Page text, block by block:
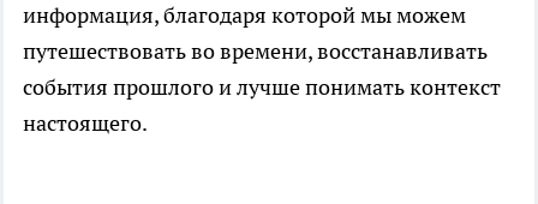
информация, благодаря которой мы можем
путешествовать во времени, восстанавливать
события прошлого и лучше понимать контекст
настоящего.